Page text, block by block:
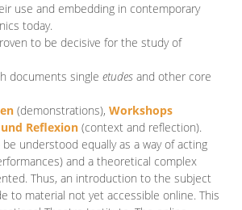
use and embedding in contemporary
today.
to be decisive for the study of
documents single etudes and other core
(demonstrations), Workshops
Reflexion (context and reflection).
understood equally as a way of acting
and a theoretical complex
Thus, an introduction to the subject
to material not yet accessible online. This